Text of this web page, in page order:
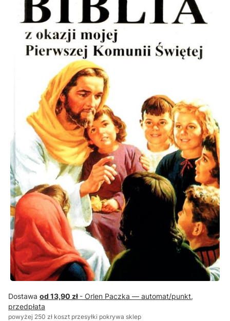
Dostawa od 13,90 zł - Orlen Paczka — automat/punkt,
przedpłata
powyżej 250 zł koszt przesyłki pokrywa sklep